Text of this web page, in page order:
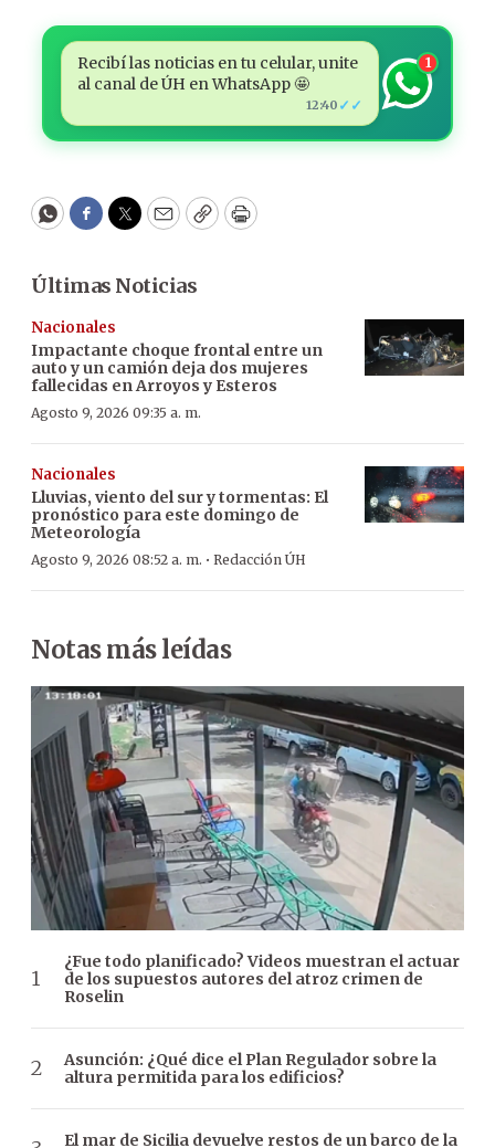
Recibí las noticias en tu celular, unite
al canal de ÚH en WhatsApp 🤩
12:40 ✓✓
1
WhatsApp
Facebook
Twitter
EmailCopyPrint
Últimas Noticias
Nacionales
Impactante choque frontal entre un
auto y un camión deja dos mujeres
fallecidas en Arroyos y Esteros
Agosto 9, 2026 09:35 a. m.
Nacionales
Lluvias, viento del sur y tormentas: El
pronóstico para este domingo de
Meteorología
Agosto 9, 2026 08:52 a. m. · Redacción ÚH
Notas más leídas
¿Fue todo planificado? Videos muestran el actuar
de los supuestos autores del atroz crimen de
Roselin
Asunción: ¿Qué dice el Plan Regulador sobre la
altura permitida para los edificios?
El mar de Sicilia devuelve restos de un barco de la